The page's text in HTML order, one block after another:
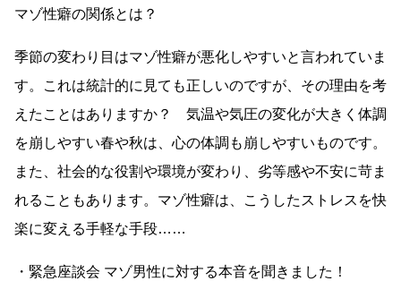
マゾ性癖の関係とは？
季節の変わり目はマゾ性癖が悪化しやすいと言われていま
す。これは統計的に見ても正しいのですが、その理由を考
えたことはありますか？ 気温や気圧の変化が大きく体調
を崩しやすい春や秋は、心の体調も崩しやすいものです。
また、社会的な役割や環境が変わり、劣等感や不安に苛ま
れることもあります。マゾ性癖は、こうしたストレスを快
楽に変える手軽な手段……
・緊急座談会 マゾ男性に対する本音を聞きました！